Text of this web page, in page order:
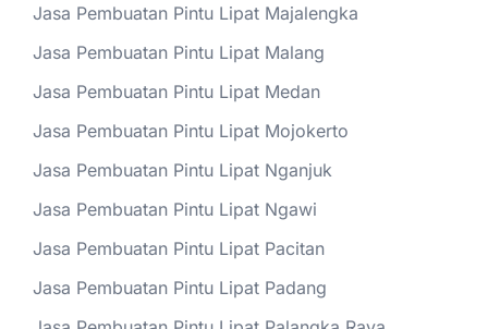
Jasa Pembuatan Pintu Lipat Majalengka
Jasa Pembuatan Pintu Lipat Malang
Jasa Pembuatan Pintu Lipat Medan
Jasa Pembuatan Pintu Lipat Mojokerto
Jasa Pembuatan Pintu Lipat Nganjuk
Jasa Pembuatan Pintu Lipat Ngawi
Jasa Pembuatan Pintu Lipat Pacitan
Jasa Pembuatan Pintu Lipat Padang